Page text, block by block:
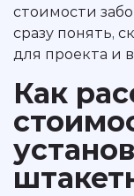
стоимости
сразу понять,
для проекта и
Как